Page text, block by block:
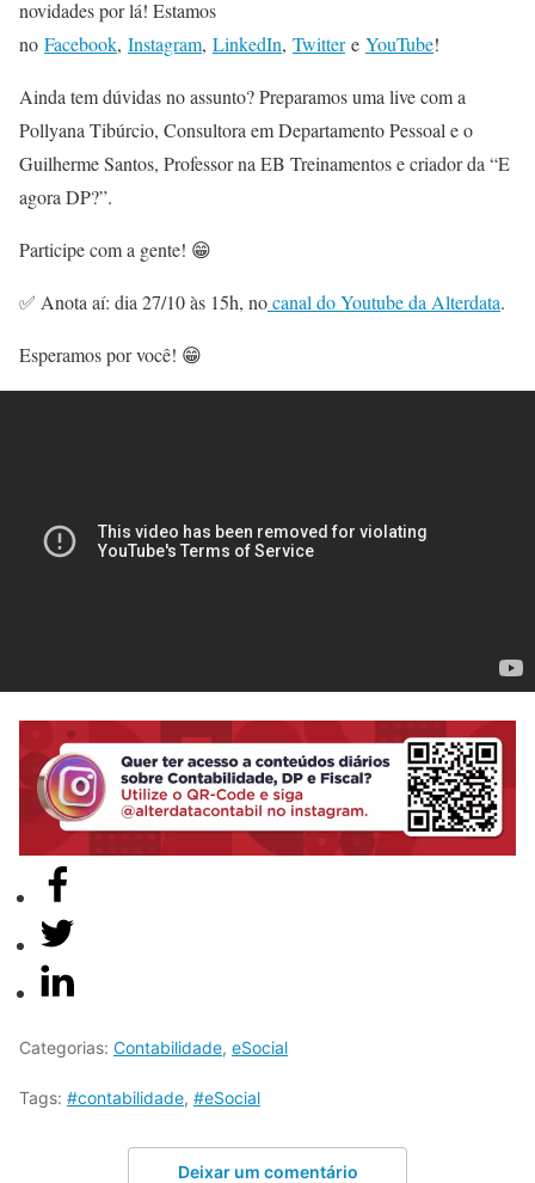
novidades por lá! Estamos
no Facebook, Instagram, LinkedIn, Twittere YouTube!
Ainda tem dúvidas no assunto? Preparamos uma live com a
Pollyana Tibúrcio, Consultora em Departamento Pessoal e o
Guilherme Santos, Professor na EB Treinamentos e criador da “E
agora DP?”.
Participe com a gente! 😁
✅ Anota aí: dia 27/10 às 15h, nocanal do Youtube da Alterdata.
Esperamos por você! 😁
Categorias: Contabilidade, eSocial
Tags: #contabilidade, #eSocial
Deixar um comentário